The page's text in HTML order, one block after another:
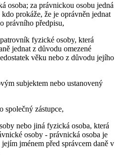
osoba; za právnickou osobu jedná
prokáže, že je oprávněn jednat
právního předpisu,
fyzické osoby, která
jednat z důvodu omezené
věku nebo z důvodu jejího
subjektem nebo ustanovený
společný zástupce,
nebo jiná fyzická osoba, která
osoby - právnická osoba je
jménem před správcem daně v